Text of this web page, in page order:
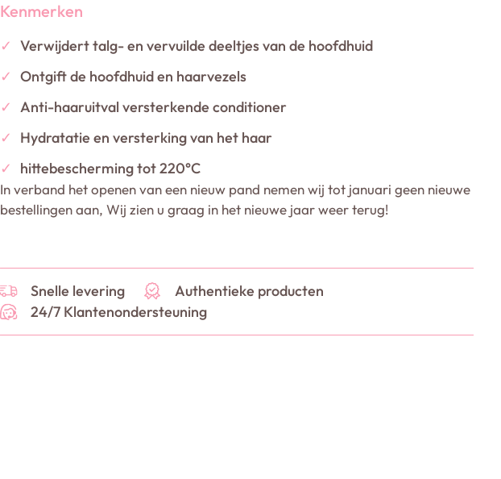
Kenmerken
✓ Verwijdert talg- en vervuilde deeltjes van de hoofdhuid
✓ Ontgift de hoofdhuid en haarvezels
✓ Anti-haaruitval versterkende conditioner
✓
Hydratatie en versterking van het haar
✓
hittebescherming tot 220°C
In verband het openen van een nieuw pand nemen wij tot januari geen nieuwe
bestellingen aan, Wij zien u graag in het nieuwe jaar weer terug!
Snelle levering
Authentieke producten
24/7 Klantenondersteuning